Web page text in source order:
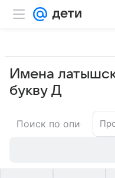
Имена
букву Д